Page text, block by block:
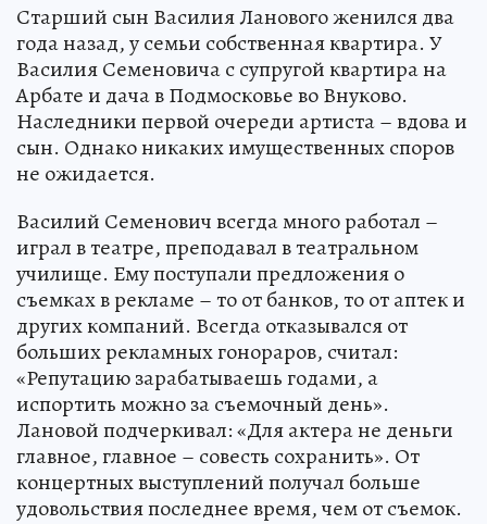
Старший сын Василия Ланового женился два
года назад, у семьи собственная квартира. У
Василия Семеновича с супругой квартира на
Арбате и дача в Подмосковье во Внуково.
Наследники первой очереди артиста – вдова и
сын. Однако никаких имущественных споров
не ожидается.
Василий Семенович всегда много работал –
играл в театре, преподавал в театральном
училище. Ему поступали предложения о
съемках в рекламе – то от банков, то от аптек и
других компаний. Всегда отказывался от
больших рекламных гонораров, считал:
«Репутацию зарабатываешь годами, а
испортить можно за съемочный день».
Лановой подчеркивал: «Для актера не деньги
главное, главное – совесть сохранить». От
концертных выступлений получал больше
удовольствия последнее время, чем от съемок.